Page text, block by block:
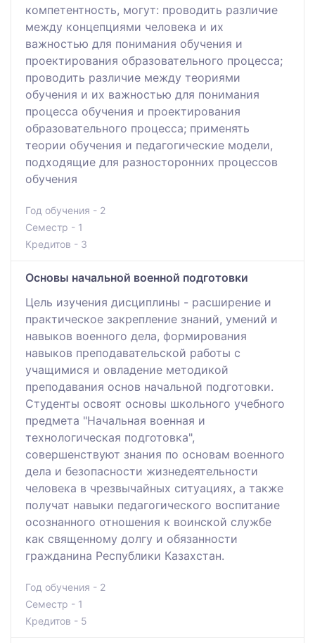
компетентность, могут: проводить различие
между концепциями человека и их
важностью для понимания обучения и
проектирования образовательного процесса;
проводить различие между теориями
обучения и их важностью для понимания
процесса обучения и проектирования
образовательного процесса; применять
теории обучения и педагогические модели,
подходящие для разносторонних процессов
обучения
Год обучения - 2
Семестр - 1
Кредитов - 3
Основы начальной военной подготовки
Цель изучения дисциплины - расширение и
практическое закрепление знаний, умений и
навыков военного дела, формирования
навыков преподавательской работы с
учащимися и овладение методикой
преподавания основ начальной подготовки.
Студенты освоят основы школьного учебного
предмета "Начальная военная и
технологическая подготовка",
совершенствуют знания по основам военного
дела и безопасности жизнедеятельности
человека в чрезвычайных ситуациях, а также
получат навыки педагогического воспитание
осознанного отношения к воинской службе
как священному долгу и обязанности
гражданина Республики Казахстан.
Год обучения - 2
Семестр - 1
Кредитов - 5